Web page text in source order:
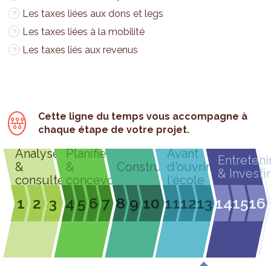
Les taxes liées aux dons et legs
Les taxes liées à la mobilité
Les taxes liés aux revenus
Cette ligne du temps vous accompagne à
chaque étape de votre projet.
Analyser
&
consulter
1 2 3
Planifier
&
concevoir
4 567
Construire
8 9 10
Avant
d'ouvrir
l'école
111213
& Investir
141516